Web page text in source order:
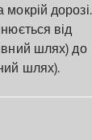
дорозі.
від
шлях) до
шлях).